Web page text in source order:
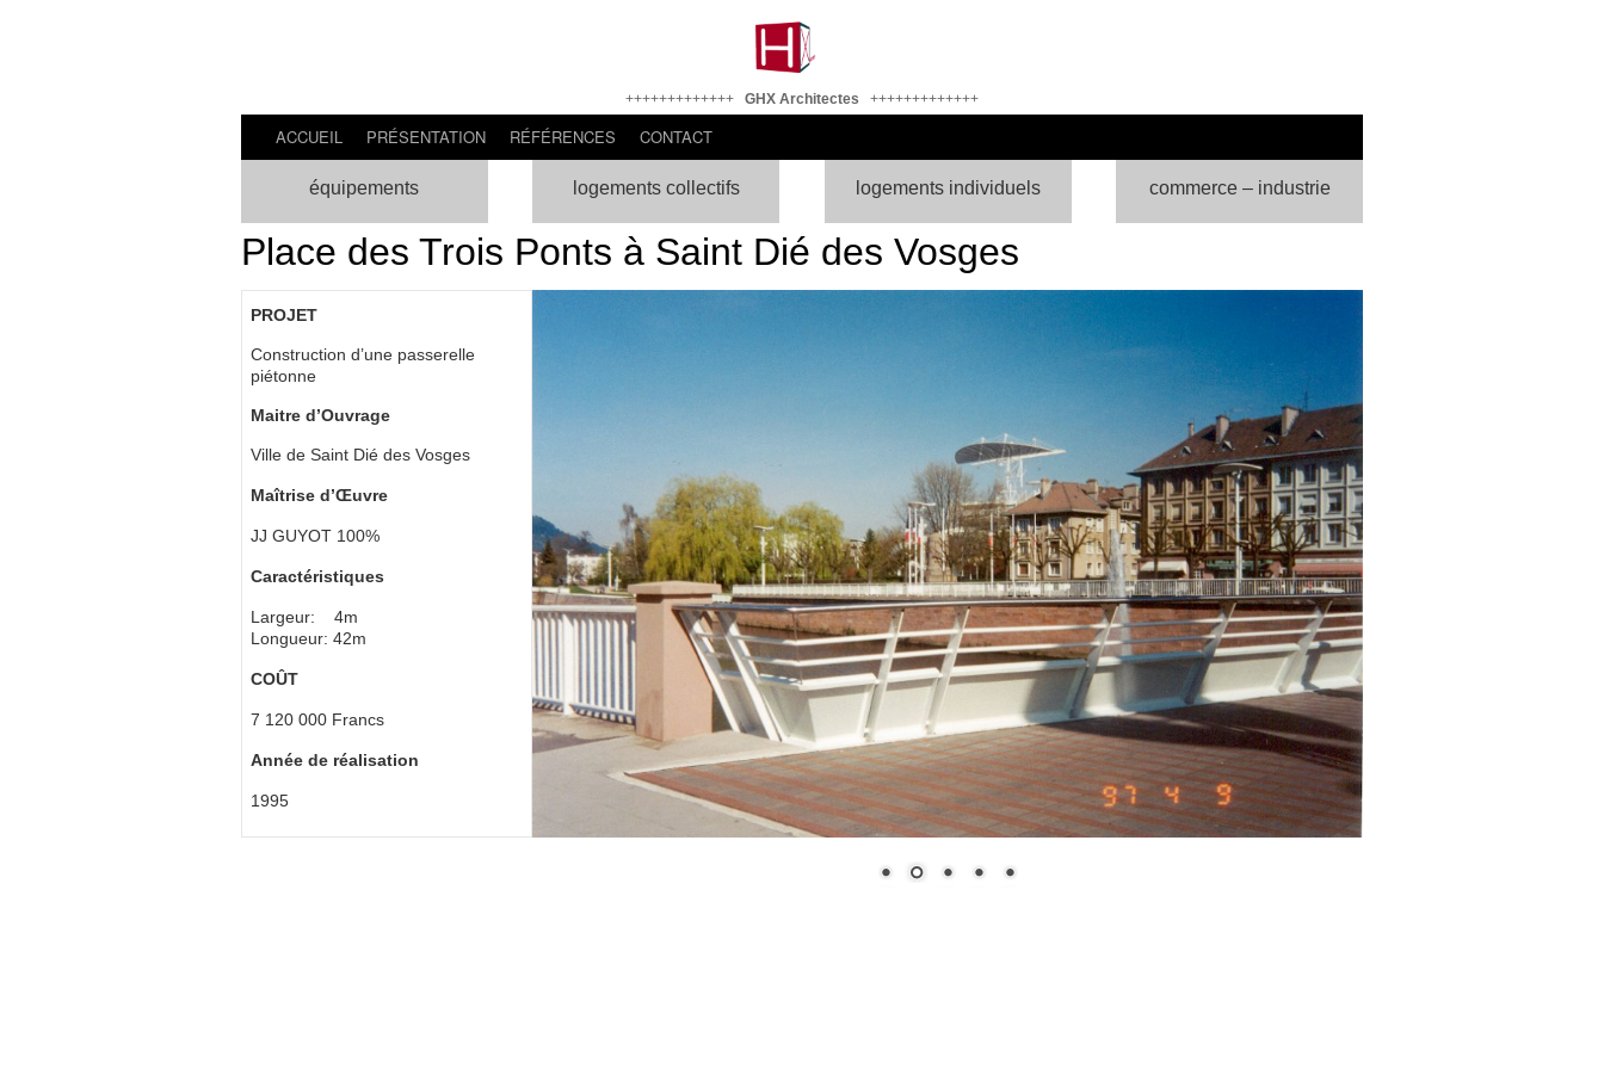
+++++++++++++ GHX Architectes +++++++++++++
ACCUEIL PRÉSENTATION RÉFÉRENCES CONTACT
équipements logements collectifs logements individuels commerce – industrie
Place des Trois Ponts à Saint Dié des Vosges
PROJET
Construction d’une passerelle
piétonne
Maitre d’Ouvrage
Ville de Saint Dié des Vosges
Maîtrise d’Œuvre
JJ GUYOT 100%
Caractéristiques
Largeur: 4m
Longueur: 42m
COÛT
7 120 000 Francs
Année de réalisation
1995